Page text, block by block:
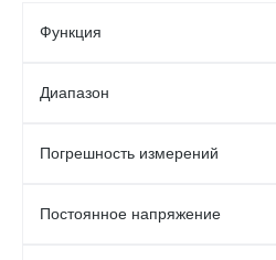
Функция
Диапазон
Погрешность измерений
Постоянное напряжение